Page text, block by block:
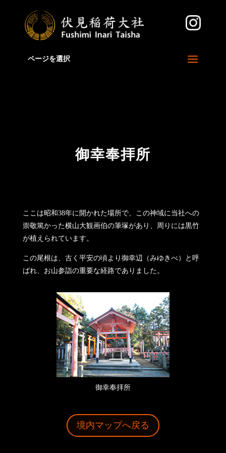
Warning: A non-numeric value encountered in
/home/xb829880/inari.jp/public_html/sp/wp-
ページを選択
御幸奉拝所
ここは昭和38年に開かれた場所で、この神域に当社への
崇敬篤かった横山大観画伯の筆塚があり、周りには黒竹
が植えられています。
この尾根は、古く平安の頃より御幸辺（みゆきべ）と呼
ばれ、お山参詣の重要な経路でありました。
御幸奉拝所
境内マップへ戻る